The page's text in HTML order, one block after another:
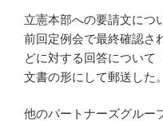
立憲本部への要請文につ
前回定例会で最終確認さ
どに対する回答について
文書の形にして郵送した。
他のパートナーズグルー